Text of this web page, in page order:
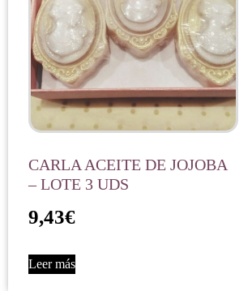
CARLA ACEITE DE JOJOBA
– LOTE 3 UDS
9,43€
Leer más